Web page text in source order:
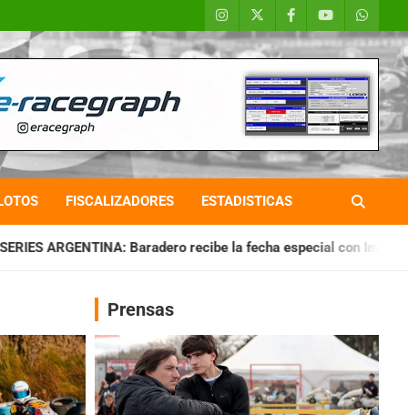
FISCALIZADORES ESTADISTICAS
recibe la fecha especial con Invitados CHAQUEÑO
Prensas